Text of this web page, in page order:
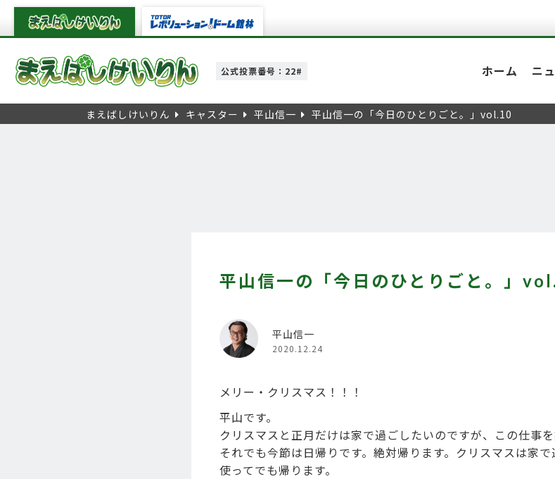
公式投票番号：22# ホーム ニ
まえばしけいりん キャスター 平山信一 平山信一の「今日のひとりごと。」vol.10
平山信一の「今日のひとりごと。」
平山信一
2020.12.24
メリー・クリスマス！！！
平山です。
クリスマスと正月だけは家で過ごしたいのですが、この仕事を
それでも今節は日帰りです。絶対帰ります。クリスマスは家
使ってでも帰ります。